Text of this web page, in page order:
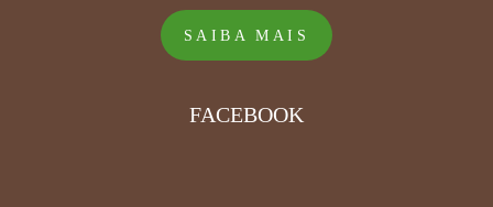
SAIBA MAIS
FACEBOOK